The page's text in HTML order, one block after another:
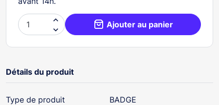

 Ajouter au panier
Détails du produit
Type de produit BADGE